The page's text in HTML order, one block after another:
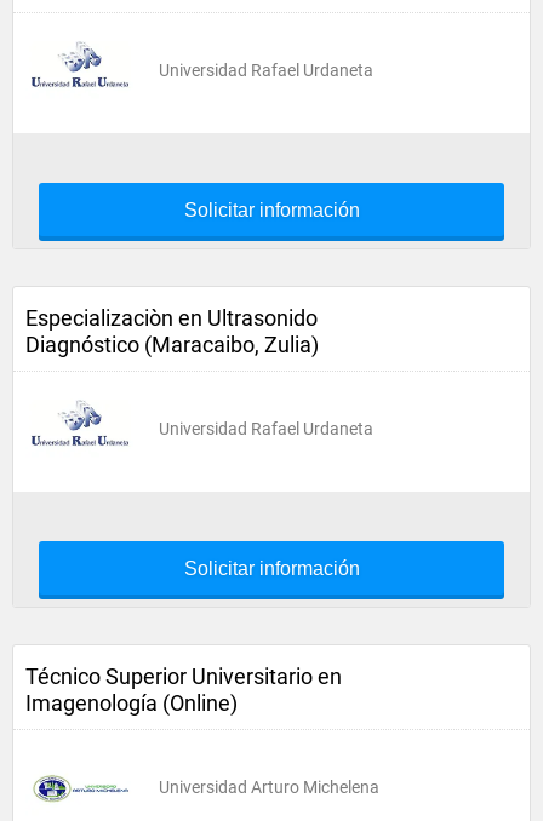
Universidad Rafael Urdaneta
Solicitar información
Especializaciòn en Ultrasonido
Diagnóstico (Maracaibo, Zulia)
Universidad Rafael Urdaneta
Solicitar información
Técnico Superior Universitario en
Imagenología (Online)
Universidad Arturo Michelena